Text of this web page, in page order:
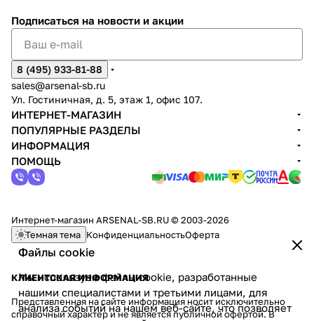
Файлы cookie
Мы используем файлы cookie, разработанные
нашими специалистами и третьими лицами, для
анализа событий на нашем веб-сайте, что позволяет
Подписаться на новости и акции
8 (495) 933-81-88
sales@arsenal-sb.ru
Ул. Гостиничная, д. 5, этаж 1, офис 107.
ИНТЕРНЕТ-МАГАЗИН
ПОПУЛЯРНЫЕ РАЗДЕЛЫ
ИНФОРМАЦИЯ
ПОМОЩЬ
Интернет-магазин ARSENAL-SB.RU © 2003-2026
Темная тема КонфиденциальностьОферта
КЛИЕНТСКАЯ ИНФОРМАЦИЯ
Представленная на сайте информация носит исключительно
справочный характер и не является публичной офертой. В